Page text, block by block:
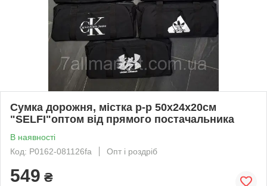
Сумка дорожня, містка р-р 50х24х20см
"SELFI"оптом від прямого постачальника
В наявності
Код: P0162-081126fa
Опт і роздріб
549 ₴